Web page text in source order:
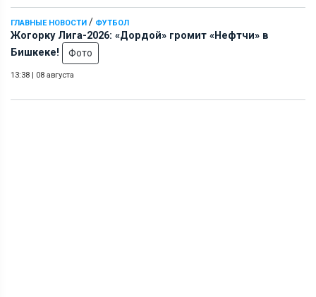
ГЛАВНЫЕ НОВОСТИ / ФУТБОЛ
Жогорку Лига-2026: «Дордой» громит «Нефтчи» в
Бишкеке!
Фото
13:38 | 08 августа